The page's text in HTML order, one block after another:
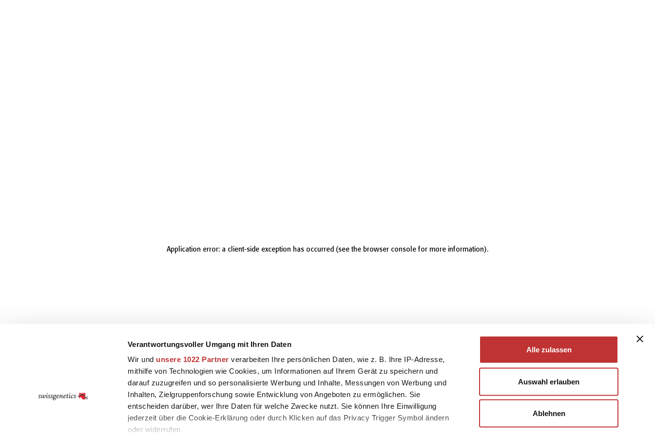
Verantwortungsvoller Umgang mit Ihren Daten
Wir und unsere 1022 Partner verarbeiten Ihre persönlichen Daten, wie z. B. Ihre IP-Adresse,
mithilfe von Technologien wie Cookies, um Informationen auf Ihrem Gerät zu speichern und
darauf zuzugreifen und so personalisierte Werbung und Inhalte, Messungen von Werbung und
Inhalten, Zielgruppenforschung sowie Entwicklung von Angeboten zu ermöglichen. Sie
entscheiden darüber, wer Ihre Daten für welche Zwecke nutzt. Sie können Ihre Einwilligung
jederzeit über die Cookie-Erklärung oder durch Klicken auf das Privacy Trigger Symbol ändern
oder widerrufen
Alle zulassen
Auswahl erlauben
Ablehnen
Application error: a client-side exception has occurred (see the browser console for more information).